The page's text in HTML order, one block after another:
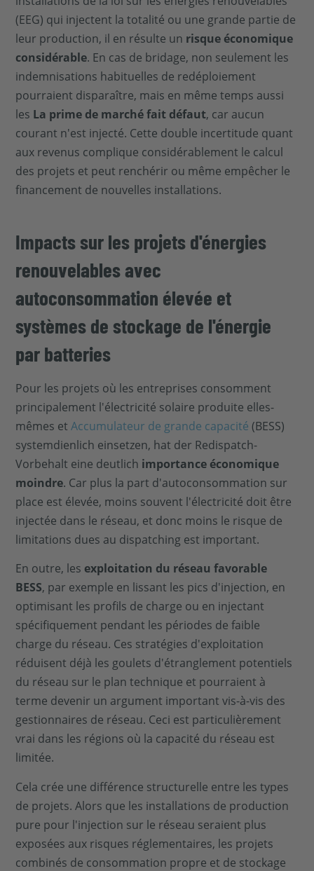
(EEG) qui injectent la totalité ou une grande partie de
leur production, il en résulte un risque économique
considérable. En cas de bridage, non seulement les
indemnisations habituelles de redéploiement
pourraient disparaître, mais en même temps aussi
les La prime de marché fait défaut, car aucun
courant n'est injecté. Cette double incertitude quant
aux revenus complique considérablement le calcul
des projets et peut renchérir ou même empêcher le
financement de nouvelles installations.
Impacts sur les projets d'énergies
renouvelables avec
autoconsommation élevée et
systèmes de stockage de l'énergie
par batteries
Pour les projets où les entreprises consomment
principalement l'électricité solaire produite elles-
mêmes etAccumulateur de grande capacité (BESS)
systemdienlich einsetzen, hat der Redispatch-
Vorbehalt eine deutlich importance économique
moindre. Car plus la part d'autoconsommation sur
place est élevée, moins souvent l'électricité doit être
injectée dans le réseau, et donc moins le risque de
limitations dues au dispatching est important.
En outre, les exploitation du réseau favorable
BESS, par exemple en lissant les pics d'injection, en
optimisant les profils de charge ou en injectant
spécifiquement pendant les périodes de faible
charge du réseau. Ces stratégies d'exploitation
réduisent déjà les goulets d'étranglement potentiels
du réseau sur le plan technique et pourraient à
terme devenir un argument important vis-à-vis des
gestionnaires de réseau. Ceci est particulièrement
vrai dans les régions où la capacité du réseau est
limitée.
Cela crée une différence structurelle entre les types
de projets. Alors que les installations de production
pure pour l'injection sur le réseau seraient plus
exposées aux risques réglementaires, les projets
combinés de consommation propre et de stockage